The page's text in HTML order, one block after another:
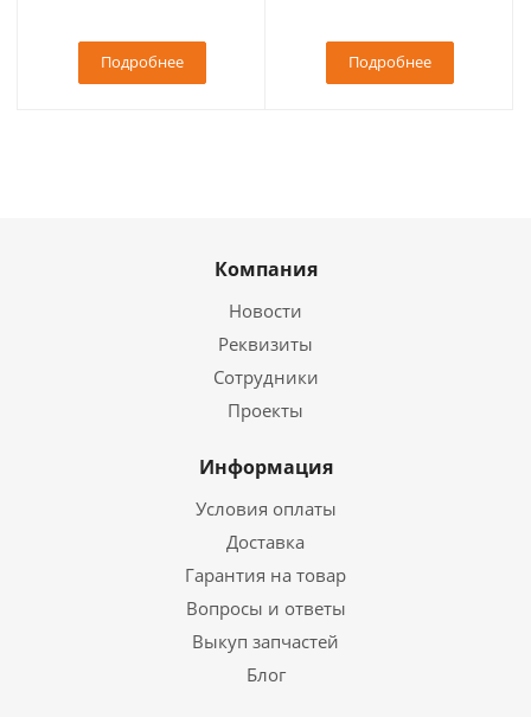
Подробнее Подробнее
Компания
Новости
Реквизиты
Сотрудники
Проекты
Информация
Условия оплаты
Доставка
Гарантия на товар
Вопросы и ответы
Выкуп запчастей
Блог